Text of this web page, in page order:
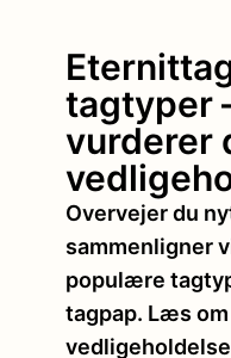
tagtyper
vurderer
Overvejer du
sammenligner
populære
tagpap. Læs